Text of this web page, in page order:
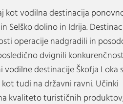
kot vodilna destinacija
Selško dolino in Idrija.
operacije nadgradili in
dvignili konkurenčnost
vodilne destinacije Škofja Loka s
kot tudi na državni ravni. Učinki
kvaliteto turističnih